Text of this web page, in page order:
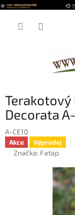
Přejít
obsah
Terakotový
Decorata
A-CE10
Akce Výprodej
Značka: Fatap